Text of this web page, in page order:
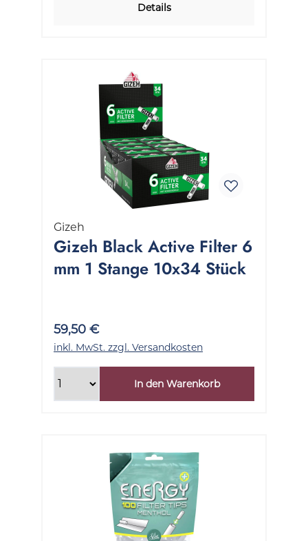
Details
Gizeh
Gizeh Black Active Filter 6
mm 1 Stange 10x34 Stück
59,50 €
inkl. MwSt. zzgl. Versandkosten
In den Warenkorb